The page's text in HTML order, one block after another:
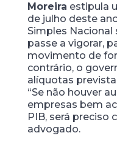
Moreira estipula
de julho deste
Simples
passe a vigorar,
movimento de
contrário, o
alíquotas
“Se não houver
empresas bem
PIB, será preciso
advogado.